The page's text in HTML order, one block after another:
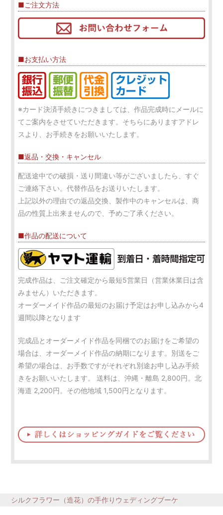
■ご注文方法
■お支払い方法
※カード決済手続きにつきましては、作品完成時にメールに
てご案内をさせていただきます。そちらにありますアドレ
スより、お手続きをお願いいたします。
■返品・交換・キャンセル
配送途中での破損・送り間違い等がございましたら、すぐ
ご連絡下さい。代替作品をお送りいたします。
上記以外の理由での返品交換、製作中のキャンセルは、商
品の性質上出来ませんので、予めご了承ください。
■作品の配送について
完成作品は、ご注文確定から最短5営業日（営業休業日は含
みません）いただきます。
オーダーメイド作品の最短のお届け予定はお申し込みから4
週間以降となります
完成品とオーダーメイド作品を同梱でのお届けをご希望の
場合は、オーダーメイド作品の納期になります。別送をご
希望の場合は、お手数ですがそれぞれ別途お申し込み手続
きをお願いいたします。 送料は、沖縄・離島 2,800円。北
海道 2,200円。その他地域 1,500円となります。
シルクフラワー（造花）の手作りウェディングブーケ